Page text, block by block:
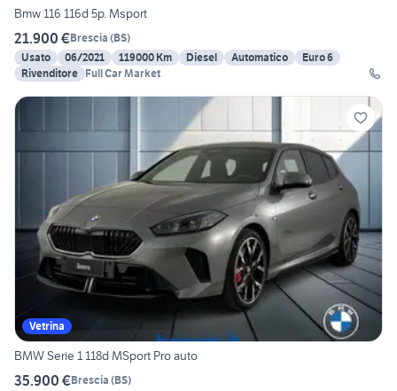
Bmw 116 116d 5p. Msport
21.900 €Brescia (BS)
Usato
06/2021 119000 Km Diesel Automatico
Euro 6
Rivenditore Full Car Market
Vetrina
BMW Serie 1 118d MSport Pro auto
35.900 €Brescia (BS)